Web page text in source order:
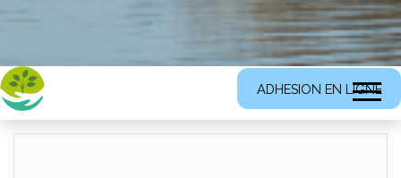
ADHESION EN LIGNE